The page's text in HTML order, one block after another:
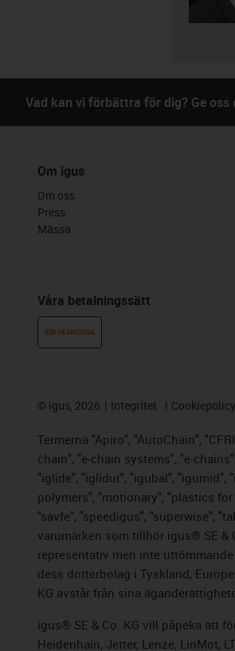
Vad kan vi förbättra för dig? Ge oss
Om igus
Om oss
Press
Mässa
Våra betalningssätt
KÖP PÅ FAKTURA
© igus, 2026 Integritet Cookiepolicy
Termerna "Apiro", "AutoChain",
chain", "e-chain systems", "e-
"iglide", "iglidur", "igubal", "igumid",
polymers", "motionary", "plastics for
"savfe", "speedigus", "superwise",
varumärken som tillhör igus® SE &
representativ men inte
dess dotterbolag i Tyskland,
KG avstår från sina
igus® SE & Co. KG vill påpeka att
Heidenhain, Jetter, Lenze, LinMot,